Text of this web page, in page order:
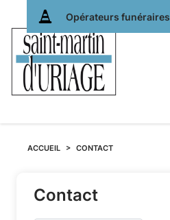
Opérateurs funéraires
Nous
ACCUEIL CONTACT
Contact